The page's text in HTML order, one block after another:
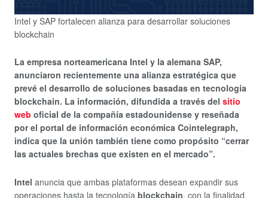
Intel y SAP fortalecen alianza para desarrollar soluciones
blockchain
La empresa norteamericana Intel y la alemana SAP,
anunciaron recientemente una alianza estratégica que
prevé el desarrollo de soluciones basadas en tecnología
blockchain. La información, difundida a través del sitio
web oficial de la compañía estadounidense y reseñada
por el portal de información económica Cointelegraph,
indica que la unión también tiene como propósito “cerrar
las actuales brechas que existen en el mercado”.
Intel anuncia que ambas plataformas desean expandir sus
operaciones hasta la tecnología blockchain, con la finalidad